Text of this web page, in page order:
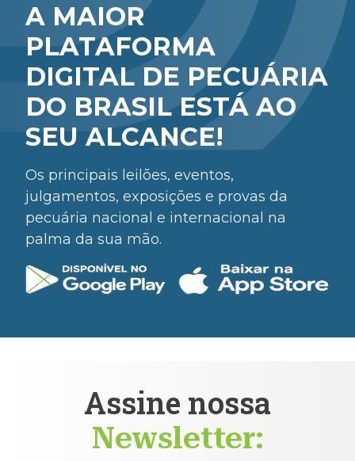
A MAIOR
PLATAFORMA
DIGITAL DE PECUÁRIA
DO BRASIL ESTÁ AO
SEU ALCANCE!
Os principais leilões, eventos,
julgamentos, exposições e provas da
pecuária nacional e internacional na
palma da sua mão.
Assine nossa
Newsletter: